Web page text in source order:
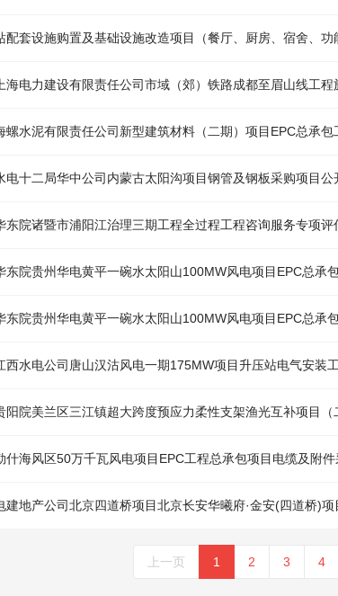
螺水泥有限责任公司新型建筑材料（二期）项目EPC总承包
电十二局华中公司内蒙古太阳沟项目钢管及钢板采购项目公
东院贵州华电黄平一碗水太阳山100MW风电项目EPC总承
东院贵州华电黄平一碗水太阳山100MW风电项目EPC总承
西水电公司唐山汉沽风电一期175MW项目升压站电气安装
什海风区50万千瓦风电项目EPC工程总承包项目电缆及附
上一页 1 2 3 4